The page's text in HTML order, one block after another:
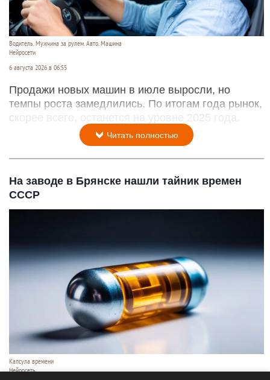
Водитель. Мужчина за рулем. Авто. Машина
Нейросети
6 августа 2026 в 06:55
Продажи новых машин в июле выросли, но
темпы роста замедлились. По итогам года рынок,
скорее всего, останется на уровне 2025 года.
Читать полностью
На заводе в Брянске нашли тайник времен
СССР
Капсула времени
Нейросеть